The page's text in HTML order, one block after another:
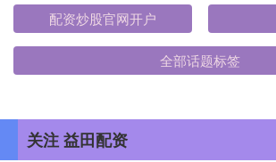
配资炒股官网开户
全部话题标签
关注 益田配资